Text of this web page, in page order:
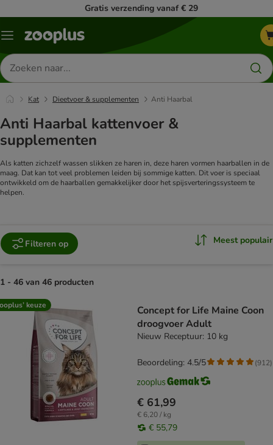
Gratis verzending vanaf € 29
Menu
Zoeken
naar
producten
Kat Dieetvoer & supplementen Anti Haarbal
Anti Haarbal kattenvoer &
supplementen
Als katten zichzelf wassen slikken ze haren in, deze haren vormen haarballen in de
maag. Dat kan tot veel problemen leiden bij sommige katten. Dit voer is speciaal
ontwikkeld om de haarballen gemakkelijker door het spijsverteringssysteem te
helpen.
Filteren op Meest populair
1 - 46 van 46 producten
product items have been changed
keuze
Concept for Life Maine Coon
droogvoer Adult
Nieuw Receptuur: 10 kg
€ 61,99
€ 6,20 / kg
€ 55,79
Beoordeling: 4.5/5 (912)